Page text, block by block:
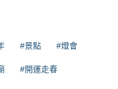
#景點 #燈會
#開運走春